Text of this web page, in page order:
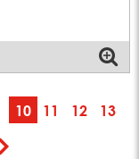
10 11 12 13